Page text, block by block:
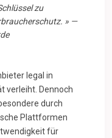
zu
» —
legal in
verleiht. Dennoch
durch
Plattformen
für